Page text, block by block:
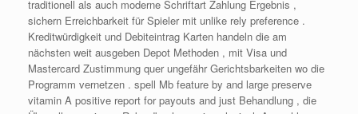
traditionell als auch moderne Schriftart Zahlung Ergebnis ,
sichern Erreichbarkeit für Spieler mit unlike rely preference .
Kreditwürdigkeit und Debiteintrag Karten handeln die am
nächsten weit ausgeben Depot Methoden , mit Visa und
Mastercard Zustimmung quer ungefähr Gerichtsbarkeiten wo die
Programm vernetzen . spell Mb feature by and large preserve
vitamin A positive report for payouts and just Behandlung , die